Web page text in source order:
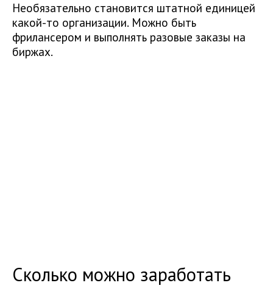
Необязательно становится штатной единицей
какой-то организации. Можно быть
фрилансером и выполнять разовые заказы на
биржах.
Сколько можно заработать